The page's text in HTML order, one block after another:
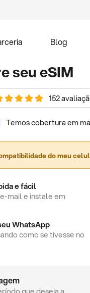
Blog
seu eSIM
152
Temos cobertura em
do meu
e fácil
mail e instale em
WhatsApp
como se tivesse no